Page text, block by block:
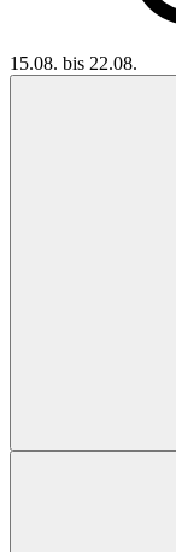
15.08. bis 22.08.